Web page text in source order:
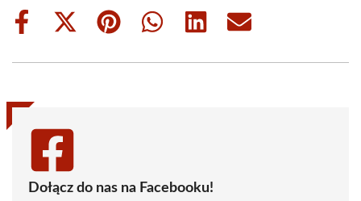
Share
Share
(Twitter)
Share
Share
Share
Share
Dołącz do nas na Facebooku!